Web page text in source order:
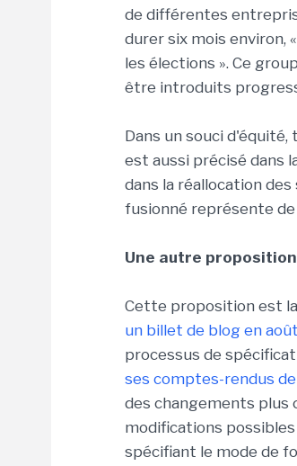
de différentes
durer six mois environ,
les élections ». Ce
être introduits
Dans un souci
est aussi précisé dans
dans la réallocation
fusionné représente
Une autre
Cette proposition est
un billet de blog en
processus de
ses comptes-rendus
des changements plus
modifications
spécifiant le mode de